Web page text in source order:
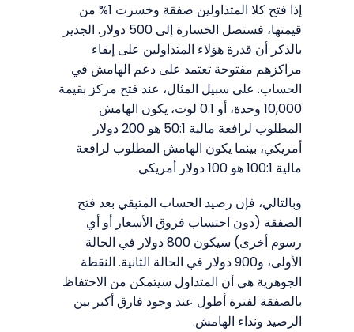
إذا فتح كلا المتداولين صفقة وخسرت 1% من
قيمتها، فستصل الخسارة إلى 500 دولار. الجدير
بالذكر أن قدرة هؤلاء المتداولين على إبقاء
مراكزهم مفتوحة تعتمد على دعم الهامش في
الحساب. على سبيل المثال، عند فتح مركز بقيمة
10,000 وحدة، أو 0.1 لوت، يكون الهامش
المطلوب لرافعة مالية 50:1 هو 200 دولار
أمريكي، بينما يكون الهامش المطلوب لرافعة
مالية 100:1 هو 100 دولار أمريكي.
وبالتالي، فإن رصيد الحساب المتبقي بعد فتح
الصفقة (دون احتساب فروق الأسعار أو أي
رسوم أخرى) سيكون 800 دولار في الحالة
الأولى، و900 دولار في الحالة الثانية. النقطة
الجوهرية هي أن المتداول سيتمكن من الاحتفاظ
بالصفقة لفترة أطول عند وجود فارق أكبر بين
الرصيد ونداء الهامش.